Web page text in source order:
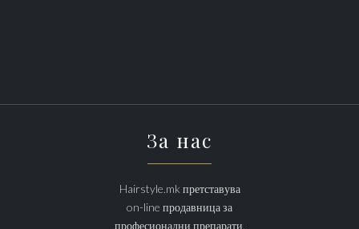
За нас
Hairstyle.mk претставува
on-line продавница за
професионални препарати,